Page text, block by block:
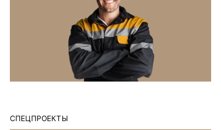
СПЕЦПРОЕКТЫ